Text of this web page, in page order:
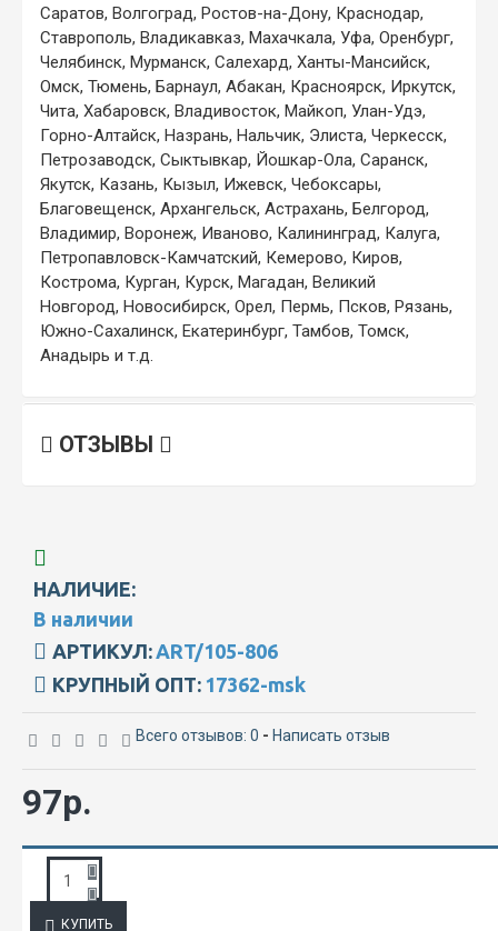
Саратов, Волгоград, Ростов-на-Дону, Краснодар,
Ставрополь, Владикавказ, Махачкала, Уфа, Оренбург,
Челябинск, Мурманск, Салехард, Ханты-Мансийск,
Омск, Тюмень, Барнаул, Абакан, Красноярск, Иркутск,
Чита, Хабаровск, Владивосток, Майкоп, Улан-Удэ,
Горно-Алтайск, Назрань, Нальчик, Элиста, Черкесск,
Петрозаводск, Сыктывкар, Йошкар-Ола, Саранск,
Якутск, Казань, Кызыл, Ижевск, Чебоксары,
Благовещенск, Архангельск, Астрахань, Белгород,
Владимир, Воронеж, Иваново, Калининград, Калуга,
Петропавловск-Камчатский, Кемерово, Киров,
Кострома, Курган, Курск, Магадан, Великий
Новгород, Новосибирск, Орел, Пермь, Псков, Рязань,
Южно-Сахалинск, Екатеринбург, Тамбов, Томск,
Анадырь и т.д.
ОТЗЫВЫ
НАЛИЧИЕ:
В наличии
АРТИКУЛ: ART/105-806
КРУПНЫЙ ОПТ: 17362-msk
Всего отзывов: 0 - Написать отзыв
97р.
КУПИТЬ